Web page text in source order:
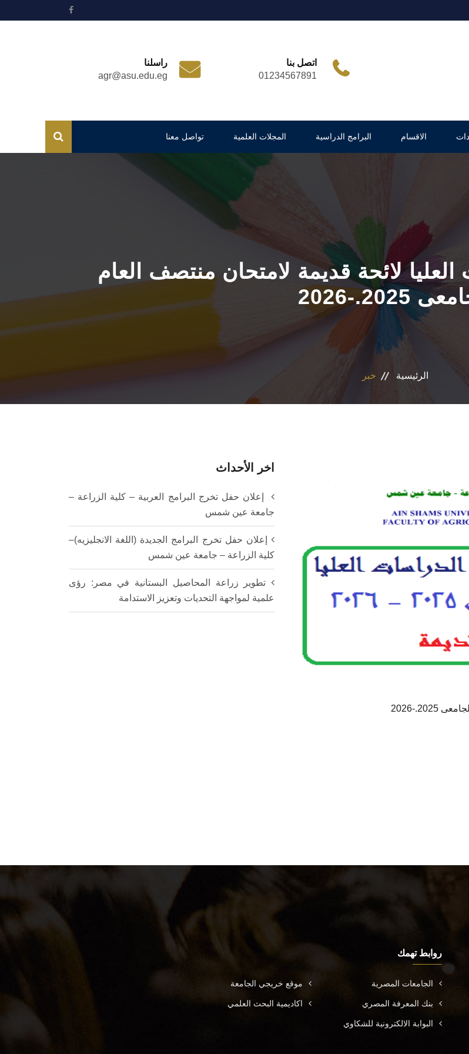
اتصل بنا
01234567891
راسلنا
agr@asu.edu.eg
الاقسام البرامج الدراسية المجلات العلمية تواصل معنا
لائحة قديمة لامتحان منتصف العام
2025.-2026
الرئيسية خبر
2026
اخر الأحداث
إعلان حفل تخرج البرامج العربية – كلية الزراعة –
جامعة عين شمس
إعلان حفل تخرج البرامج الجديدة (اللغة الانجليزيه)–
كلية الزراعة – جامعة عين شمس
تطوير زراعة المحاصيل البستانية في مصر: رؤى
علمية لمواجهة التحديات وتعزيز الاستدامة
روابط تهمك
الجامعات المصرية موقع خريجي الجامعة
بنك المعرفة المصري اكاديمية البحث العلمي
البوابة الالكترونية للشكاوي